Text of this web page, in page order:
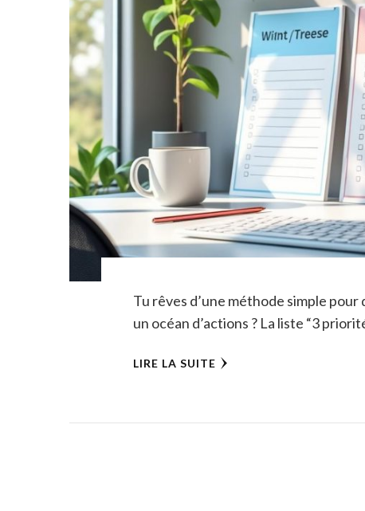
Tu rêves d’une méthode simple
un océan d’actions ? La liste “3
LIRE LA SUITE